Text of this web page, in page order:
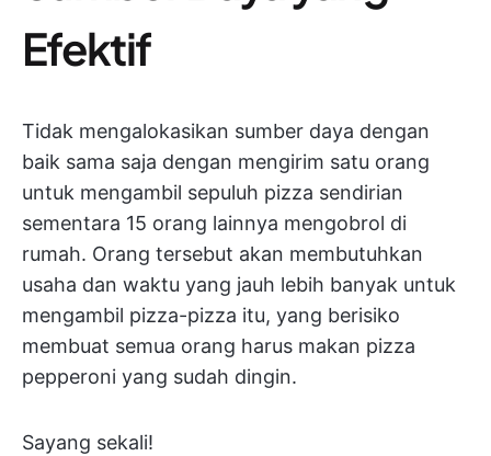
Efektif
Tidak mengalokasikan sumber daya dengan
baik sama saja dengan mengirim satu orang
untuk mengambil sepuluh pizza sendirian
sementara 15 orang lainnya mengobrol di
rumah. Orang tersebut akan membutuhkan
usaha dan waktu yang jauh lebih banyak untuk
mengambil pizza-pizza itu, yang berisiko
membuat semua orang harus makan pizza
pepperoni yang sudah dingin.
Sayang sekali!